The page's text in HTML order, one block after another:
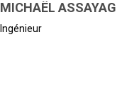
MICHAËL ASSAYAG
ingénieur